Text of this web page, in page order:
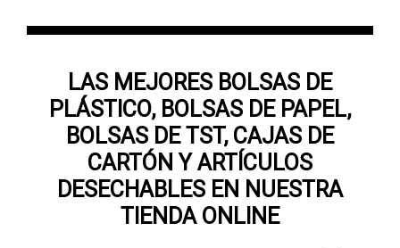
LAS MEJORES BOLSAS DE
PLÁSTICO, BOLSAS DE PAPEL,
BOLSAS DE TST, CAJAS DE
CARTÓN Y ARTÍCULOS
DESECHABLES EN NUESTRA
TIENDA ONLINE